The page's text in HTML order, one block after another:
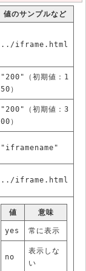
値のサンプルなど
../iframe.html
"200"（初期値：1
50）
"200"（初期値：3
00）
"iframename"
../iframe.html
値 意味
yes 常に表示
no
表示しな
い